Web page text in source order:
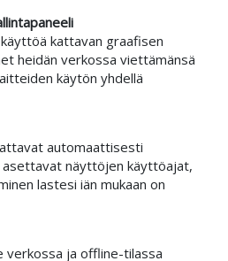
kattavan graafisen
heidän verkossa viettämänsä
käytön yhdellä
automaattisesti
näyttöjen käyttöajat,
lastesi iän mukaan on
verkossa ja offline-tilassa